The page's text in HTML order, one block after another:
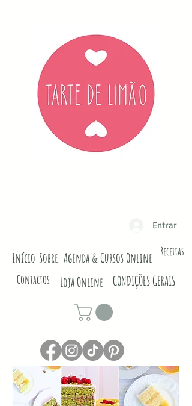
Entrar
Início Sobre Agenda & Cursos Online
Loja Online
CONDIÇÕES GERAIS
Receitas
Contactos